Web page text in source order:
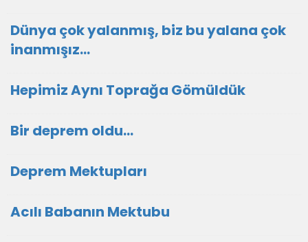
Dünya çok yalanmış, biz bu yalana çok
inanmışız...
Hepimiz Aynı Toprağa Gömüldük
Bir deprem oldu...
Deprem Mektupları
Acılı Babanın Mektubu